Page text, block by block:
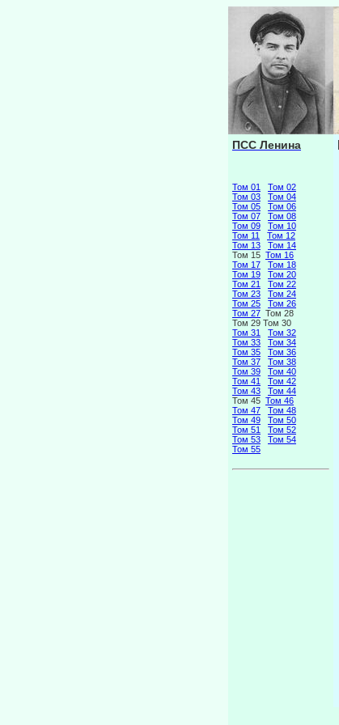
ПСС Ленина
Том 01
Том 02
Том 03
Том 04
Том 05
Том 06
Том 07
Том 08
Том 09
Том 10
Том 11
Том 12
Том 13
Том 14
Том 15 Том 16
Том 17
Том 18
Том 19
Том 20
Том 21
Том 22
Том 23
Том 24
Том 25
Том 26
Том 27 Том 28
Том 29 Том 30
Том 31
Том 32
Том 33
Том 34
Том 35
Том 36
Том 37
Том 38
Том 39
Том 40
Том 41
Том 42
Том 43
Том 44
Том 45 Том 46
Том 47
Том 48
Том 49
Том 50
Том 51
Том 52
Том 53
Том 54
Том 55